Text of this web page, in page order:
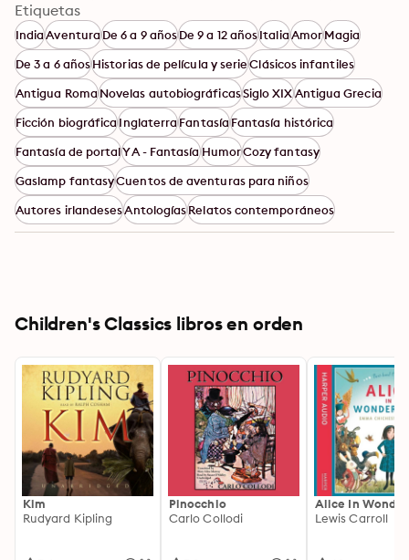
Etiquetas
IndiaAventuraDe 6 a 9 añosDe 9 a 12 añosItaliaAmorMagia
De 3 a 6 añosHistorias de película y serieClásicos infantiles
Antigua RomaNovelas autobiográficasSiglo XIXAntigua Grecia
Ficción biográficaInglaterraFantasíaFantasía histórica
Fantasía de portalYA - FantasíaHumorCozy fantasy
Gaslamp fantasyCuentos de aventuras para niños
Autores irlandesesAntologíasRelatos contemporáneos
Children's Classics libros en orden
Kim
Rudyard Kipling
Pinocchio
Carlo Collodi
Alice In
Lewis Carroll